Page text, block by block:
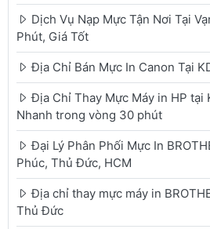
Dịch Vụ Nạp Mực Tận Nơi Tại
Phút, Giá Tốt
Địa Chỉ Bán Mực In Canon Tại
Địa Chỉ Thay Mực Máy in HP tại
Nhanh trong vòng 30 phút
Đại Lý Phân Phối Mực In
Phúc, Thủ Đức, HCM
Địa chỉ thay mực máy in
Thủ Đức